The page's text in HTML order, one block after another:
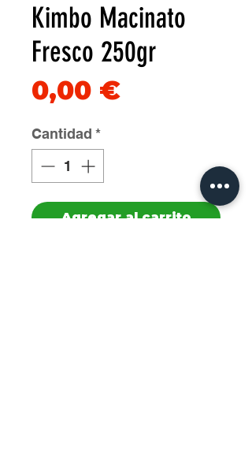
Kimbo Macinato
Fresco 250gr
0,00 €Precio
Cantidad *
Agregar al carrito